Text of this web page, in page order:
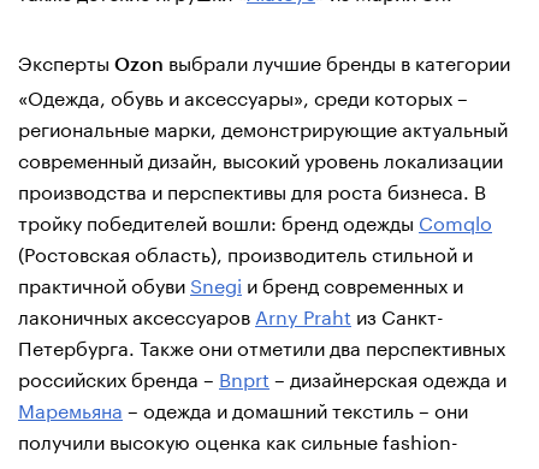
Эксперты Ozon выбрали лучшие бренды в категории
«Одежда, обувь и аксессуары», среди которых –
региональные марки, демонстрирующие актуальный
современный дизайн, высокий уровень локализации
производства и перспективы для роста бизнеса. В
тройку победителей вошли: бренд одежды Comqlo
(Ростовская область), производитель стильной и
практичной обуви Snegi и бренд современных и
лаконичных аксессуаров Arny Praht из Санкт-
Петербурга. Также они отметили два перспективных
российских бренда – Bnprt – дизайнерская одежда и
Маремьяна – одежда и домашний текстиль – они
получили высокую оценка как сильные fashion-